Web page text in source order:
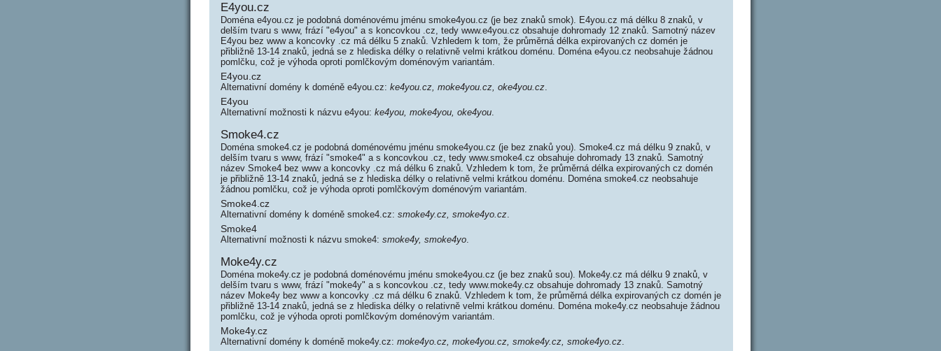
E4you.cz
Doména e4you.cz je podobná doménovému jménu smoke4you.cz (je bez znaků smok). E4you.cz má délku 8 znaků, v
delším tvaru s www, frází "e4you" a s koncovkou .cz, tedy www.e4you.cz obsahuje dohromady 12 znaků. Samotný název
E4you bez www a koncovky .cz má délku 5 znaků. Vzhledem k tom, že průměrná délka expirovaných cz domén je
přibližně 13-14 znaků, jedná se z hlediska délky o relativně velmi krátkou doménu. Doména e4you.cz neobsahuje žádnou
pomlčku, což je výhoda oproti pomlčkovým doménovým variantám.
E4you.cz
Alternativní domény k doméně e4you.cz: ke4you.cz, moke4you.cz, oke4you.cz.
E4you
Alternativní možnosti k názvu e4you: ke4you, moke4you, oke4you.
Smoke4.cz
Doména smoke4.cz je podobná doménovému jménu smoke4you.cz (je bez znaků you). Smoke4.cz má délku 9 znaků, v
delším tvaru s www, frází "smoke4" a s koncovkou .cz, tedy www.smoke4.cz obsahuje dohromady 13 znaků. Samotný
název Smoke4 bez www a koncovky .cz má délku 6 znaků. Vzhledem k tom, že průměrná délka expirovaných cz domén
je přibližně 13-14 znaků, jedná se z hlediska délky o relativně velmi krátkou doménu. Doména smoke4.cz neobsahuje
žádnou pomlčku, což je výhoda oproti pomlčkovým doménovým variantám.
Smoke4.cz
Alternativní domény k doméně smoke4.cz: smoke4y.cz, smoke4yo.cz.
Smoke4
Alternativní možnosti k názvu smoke4: smoke4y, smoke4yo.
Moke4y.cz
Doména moke4y.cz je podobná doménovému jménu smoke4you.cz (je bez znaků sou). Moke4y.cz má délku 9 znaků, v
delším tvaru s www, frází "moke4y" a s koncovkou .cz, tedy www.moke4y.cz obsahuje dohromady 13 znaků. Samotný
název Moke4y bez www a koncovky .cz má délku 6 znaků. Vzhledem k tom, že průměrná délka expirovaných cz domén je
přibližně 13-14 znaků, jedná se z hlediska délky o relativně velmi krátkou doménu. Doména moke4y.cz neobsahuje žádnou
pomlčku, což je výhoda oproti pomlčkovým doménovým variantám.
Moke4y.cz
Alternativní domény k doméně moke4y.cz: moke4yo.cz, moke4you.cz, smoke4y.cz, smoke4yo.cz.